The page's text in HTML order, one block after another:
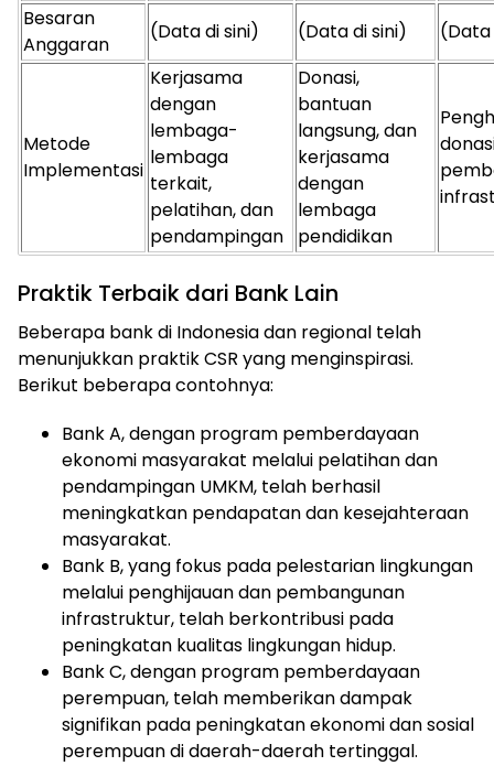
Besaran
Anggaran
(Data di sini) (Data di sini) (Data
Metode
Implementasi
Kerjasama
dengan
lembaga-
lembaga
terkait,
pelatihan, dan
pendampingan
Donasi,
bantuan
langsung, dan
kerjasama
dengan
lembaga
pendidikan
Praktik Terbaik dari Bank Lain
Beberapa bank di Indonesia dan regional telah
menunjukkan praktik CSR yang menginspirasi.
Berikut beberapa contohnya:
Bank A, dengan program pemberdayaan
ekonomi masyarakat melalui pelatihan dan
pendampingan UMKM, telah berhasil
meningkatkan pendapatan dan kesejahteraan
masyarakat.
Bank B, yang fokus pada pelestarian lingkungan
melalui penghijauan dan pembangunan
infrastruktur, telah berkontribusi pada
peningkatan kualitas lingkungan hidup.
Bank C, dengan program pemberdayaan
perempuan, telah memberikan dampak
signifikan pada peningkatan ekonomi dan sosial
perempuan di daerah-daerah tertinggal.